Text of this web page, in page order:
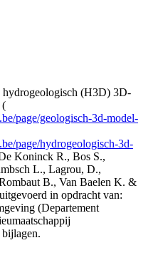
(H3D) 3D-
(
page/geologisch-3d-model-
page/hydrogeologisch-3d-
Koninck R., Bos S.,
L., Lagrou, D.,
B., Van Baelen K. &
in opdracht van:
(Departement